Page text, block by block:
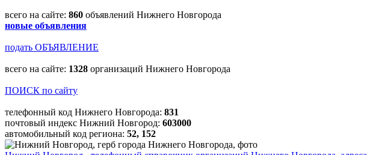
всего на сайте: 860 объявлений Нижнего Новгорода
новые объявления
подать ОБЪЯВЛЕНИЕ
всего на сайте: 1328 организаций Нижнего Новгорода
ПОИСК по сайту
телефонный код Нижнего Новгорода: 831
почтовый индекс Нижний Новгород: 603000
автомобильный код региона: 52, 152